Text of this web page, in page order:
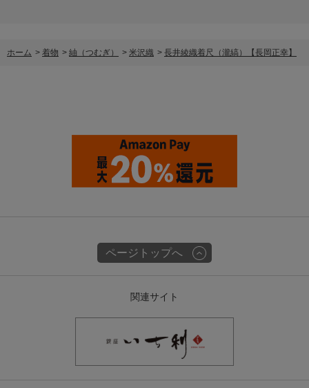
ホーム > 着物 > 紬（つむぎ） > 米沢織 > 長井綾織着尺（瀧縞）【長岡正幸】
ページトップへ
関連サイト